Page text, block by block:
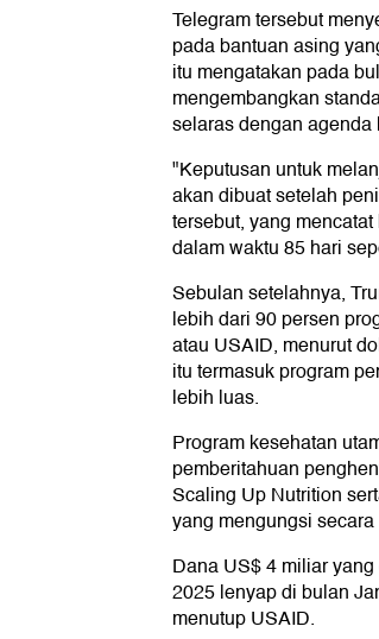
Telegram tersebut
pada bantuan asing
itu mengatakan pada
mengembangkan
selaras dengan
"Keputusan untuk
akan dibuat setelah
tersebut, yang
dalam waktu 85 hari
Sebulan setelahnya,
lebih dari 90 persen
atau USAID, menurut
itu termasuk program
lebih luas.
Program kesehatan
pemberitahuan
Scaling Up Nutrition
yang mengungsi
Dana US$ 4 miliar
2025 lenyap di bulan
menutup USAID.